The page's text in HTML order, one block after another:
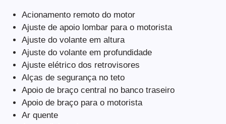
Acionamento remoto do motor
Ajuste de apoio lombar para o motorista
Ajuste do volante em altura
Ajuste do volante em profundidade
Ajuste elétrico dos retrovisores
Alças de segurança no teto
Apoio de braço central no banco traseiro
Apoio de braço para o motorista
Ar quente